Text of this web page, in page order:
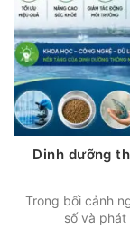
Dinh dưỡng
Trong bối cảnh
số và